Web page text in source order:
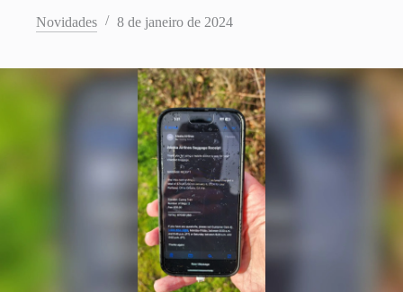
Novidades 8 de janeiro de 2024